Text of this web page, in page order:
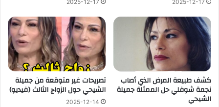
2025-12-17
2025-12-17
كشف طبيعة المرض الذي أصاب
نجمة شوفلي حل الممثلة جميلة
الشيحي
تصريحات غير متوقعة من جميلة
الشيحي حول الزواج الثالث (فيديو)
2025-12-14